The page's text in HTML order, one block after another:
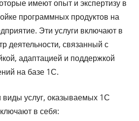
имеют опыт и экспертизу в
программных продуктов на
Эти услуги включают в
деятельности, связанный с
адаптацией и поддержкой
на базе 1С.
услуг, оказываемых 1С
в себя: